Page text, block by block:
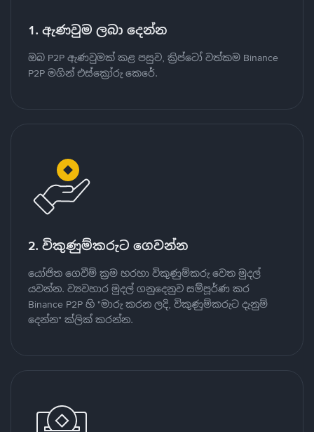
1. ඇණවුම ලබා දෙන්න
ඔබ P2P ඇණවුමක් කළ පසුව, ක්‍රිප්ටෝ වත්කම Binance
P2P මගින් එස්ක්‍රෝරු කෙරේ.
2. විකුණුම්කරුට ගෙවන්න
යෝජිත ගෙවීම් ක්‍රම හරහා විකුණුම්කරු වෙත මුදල්
යවන්න. ව්‍යවහාර මුදල් ගනුදෙනුව සම්පූර්ණ කර
Binance P2P හි "මාරු කරන ලදි, විකුණුම්කරුට දැනුම්
දෙන්න" ක්ලික් කරන්න.